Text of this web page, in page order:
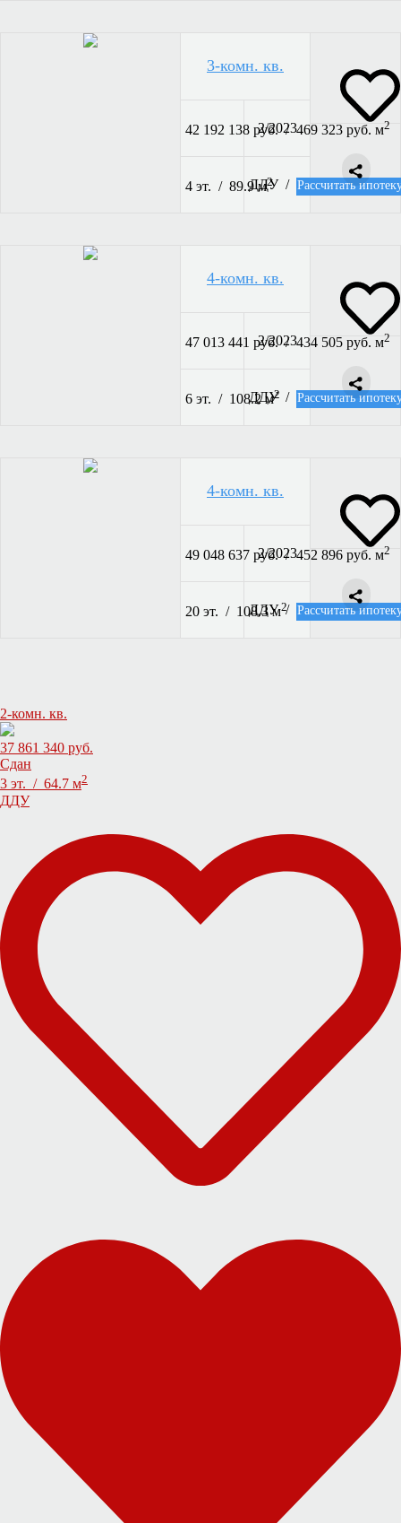
3-комн. кв.
42 192 138 руб. / 469 323 руб. м2
2/2023
4 эт. / 89.9 м2
ДДУ / Рассчитать
4-комн. кв.
47 013 441 руб. / 434 505 руб. м2
2/2023
6 эт. / 108.2 м2
ДДУ / Рассчитать
4-комн. кв.
49 048 637 руб. / 452 896 руб. м2
2/2023
20 эт. / 108.3 м2
ДДУ / Рассчитать
2-комн. кв.
37 861 340 руб.
Сдан
3 эт. / 64.7 м2
ДДУ